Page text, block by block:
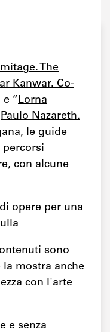
The
Kanwar. Co-
e “Lorna
Paulo Nazareth.
le guide
percorsi
con alcune
opere per una
sono
la mostra anche
con l'arte
e senza